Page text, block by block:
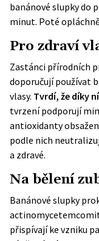
banánové slupky do
minut. Poté
Pro zdraví
Zastánci přírodních
doporučují používat
vlasy. Tvrdí, že díky
tvrzení podporují
antioxidanty
podle nich
a zdravé.
Na bělení
Banánové slupky
přispívají ke vzniku